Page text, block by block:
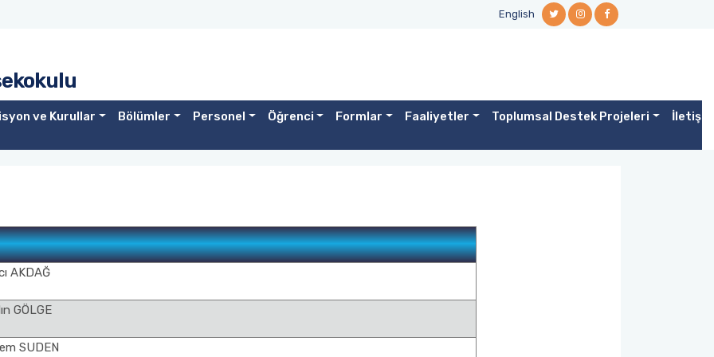
English
ve Kurullar Bölümler Personel Öğrenci Formlar Faaliyetler Toplumsal Destek Projeleri
AKDAĞ
GÖLGE
SUDEN